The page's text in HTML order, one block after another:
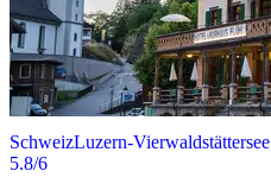
SchweizLuzern-Vierwaldstättersee
5.8/6